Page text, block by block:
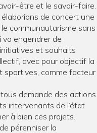
être et le savoir-faire.
de concert une
communautarisme sans
va engendrer de
et souhaits
avec pour objectif la
sportives, comme facteur
demande des actions
intervenants de l’état
à bien ces projets.
pérenniser la